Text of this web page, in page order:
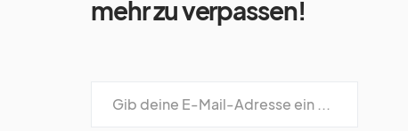
mehr zu verpassen!